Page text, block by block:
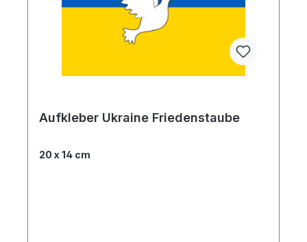
Aufkleber Ukraine Friedenstaube
20 x 14 cm